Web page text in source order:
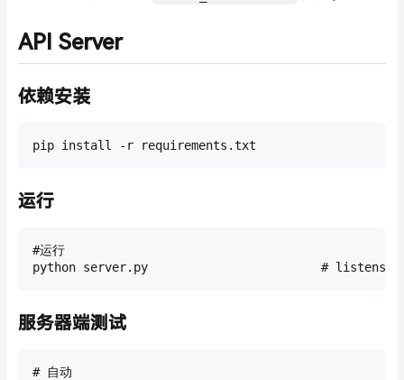
API Server
依赖安装
pip install -r requirements.txt
运行
#运行
python server.py                        # listens on
服务器端测试
# 自动